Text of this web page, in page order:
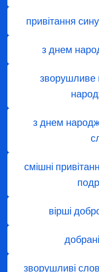
привітання
з днем
зворушливе
з днем
смішні
вірші
зворушливі